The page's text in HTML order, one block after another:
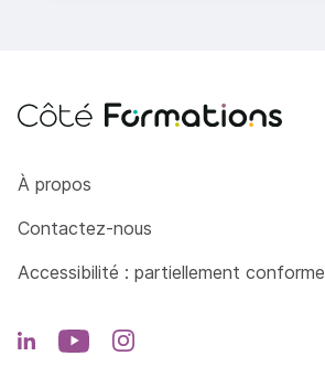
Côté Formations
À propos
Contactez-nous
Accessibilité : partiellement conforme